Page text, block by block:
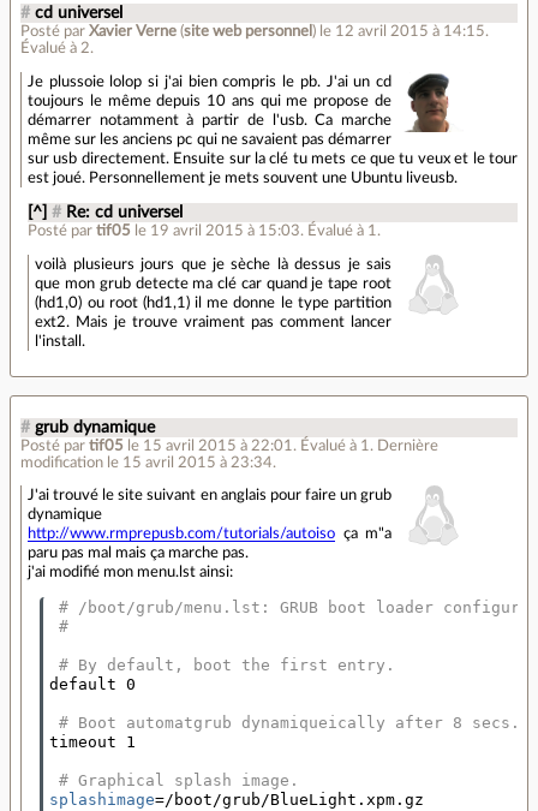
# cd universel
Posté par Xavier Verne (site web personnel ) le 12 avril 2015 à 14:15.
Évalué à 2.
Je plussoie lolop si j'ai bien compris le pb. J'ai un cd
toujours le même depuis 10 ans qui me propose de
démarrer notamment à partir de l'usb. Ca marche
même sur les anciens pc qui ne savaient pas démarrer
sur usb directement. Ensuite sur la clé tu mets ce que tu veux et le tour
est joué. Personnellement je mets souvent une Ubuntu liveusb.
[^] # Re: cd universel
Posté partif05 le 19 avril 2015 à 15:03. Évalué à 1 .
voilà plusieurs jours que je sèche là dessus je sais
que mon grub detecte ma clé car quand je tape root
(hd1,0) ou root (hd1,1) il me donne le type partition
ext2. Mais je trouve vraiment pas comment lancer
l'install.
# grub dynamique
Posté par tif05 le 15 avril 2015 à 22:01 . Évalué à 1 . Dernière
modification le 15 avril 2015 à 23:34.
J'ai trouvé le site suivant en anglais pour faire un grub
dynamique
http://www.rmprepusb.com/tutorials/autoiso ça m"a
paru pas mal mais ça marche pas.
j'ai modifié mon menu.lst ainsi:
# /boot/grub/menu.lst: GRUB boot loader
#
# By default, boot the first entry.
default 0
# Boot automatgrub dynamiqueically after 8 secs.
timeout 1
# Graphical splash image.
splashimage=/boot/grub/BlueLight.xpm.gz